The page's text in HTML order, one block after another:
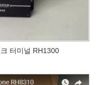
터미널 RH1300